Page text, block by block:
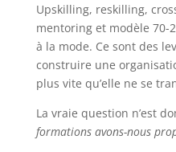
Upskilling, reskilling,
mentoring et modèle 70-
à la mode. Ce sont des
construire une
plus vite qu’elle ne se
La vraie question n’est
formations avons-nous